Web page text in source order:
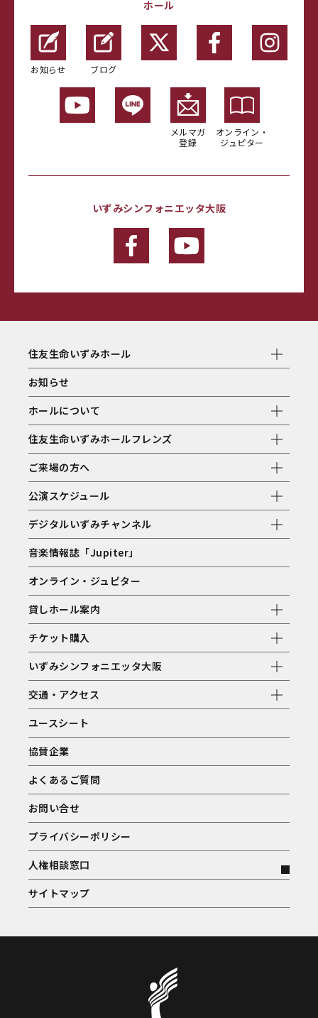
ホール
お知らせ ブログ
メルマガ
登録
オンライン・
ジュピター
いずみシンフォニエッタ大阪
住友生命いずみホール
お知らせ
ホールについて
住友生命いずみホールフレンズ
ご来場の方へ
公演スケジュール
デジタルいずみチャンネル
音楽情報誌「Jupiter」
オンライン・ジュピター
貸しホール案内
チケット購入
いずみシンフォニエッタ大阪
交通・アクセス
ユースシート
協賛企業
よくあるご質問
お問い合せ
プライバシーポリシー
人権相談窓口
サイトマップ